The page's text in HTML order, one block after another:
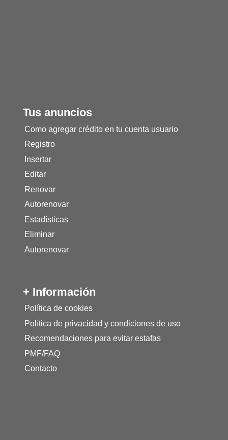
Tus anuncios
Como agregar crédito en tu cuenta usuario
Registro
Insertar
Editar
Renovar
Autorenovar
Estadísticas
Eliminar
Autorenovar
+ Información
Política de cookies
Política de privacidad y condiciones de uso
Recomendaciones para evitar estafas
PMF/FAQ
Contacto